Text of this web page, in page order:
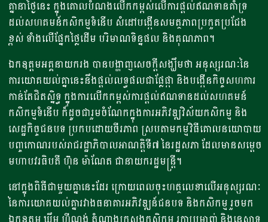
គ្នានាថ្ងៃនេះ ក្នុងគោលបំណងលើកកម្ពស់លើការផ្តល់ឥណទានគាំទ្រ
ដល់សហគមន៍កសិកម្មទំនើប សំដៅបង្កើនសមត្ថភាពប្រកួតប្រជែង
ខ្ពស់ ទាំងលើផ្នែកថ្លៃដើម បរិមាណទិន្នផល និងគុណភាព។
ឯកឧត្តមអគ្គនាយករង បានបង្ហាញសេចក្តីសង្ឃឹមថា អនុស្សរណៈនៃ
ការយោគយល់គ្នានេះនឹងផ្តល់លទ្ធផលជាផ្លែផ្កា និង​បង្កើនកិច្ចសហការ
កាន់តែជិតស្និទ្ធ​ ក្នុងការលើកកម្ពស់ការផ្តល់ឥណទានដល់សហគមន៍
កសិកម្មទំនើប ក៏ដូចជារួមចំណែកក្នុងការអភិវឌ្ឍវិស័យកសិកម្ម និង
សេដ្ឋកិច្ចជនបទ ប្រកបដោយចីរភាព ស្របតាមកម្មវិធីគោលនយោបាយ
បញ្ចកោណរបស់រាជរដ្ឋាភិបាលអាណត្តិទី៧ នៃរដ្ឋសភា​​ ដែលមានសម្តេច
មហាបវរធិបតី​​​ ហ៊ុន ម៉ាណែត ជានាយករដ្ឋមន្ត្រី។
នៅក្នុងពិធីជាមួយគ្នានេះដែរ ក្រោយពេលចុះហត្ថលេខាលើអនុស្សរណៈ
នៃការយោគយល់គ្នារវាងធនាគារអភិវឌ្ឍន៍ជនបទ និងកសិកម្ម រួចមក
ឯកឧត្តម ឃឹម ហ្វីណង់ តំណាងក្រសួងកសិកម្ម រុក្ខាប្រមាញ់ និងនេសាទ